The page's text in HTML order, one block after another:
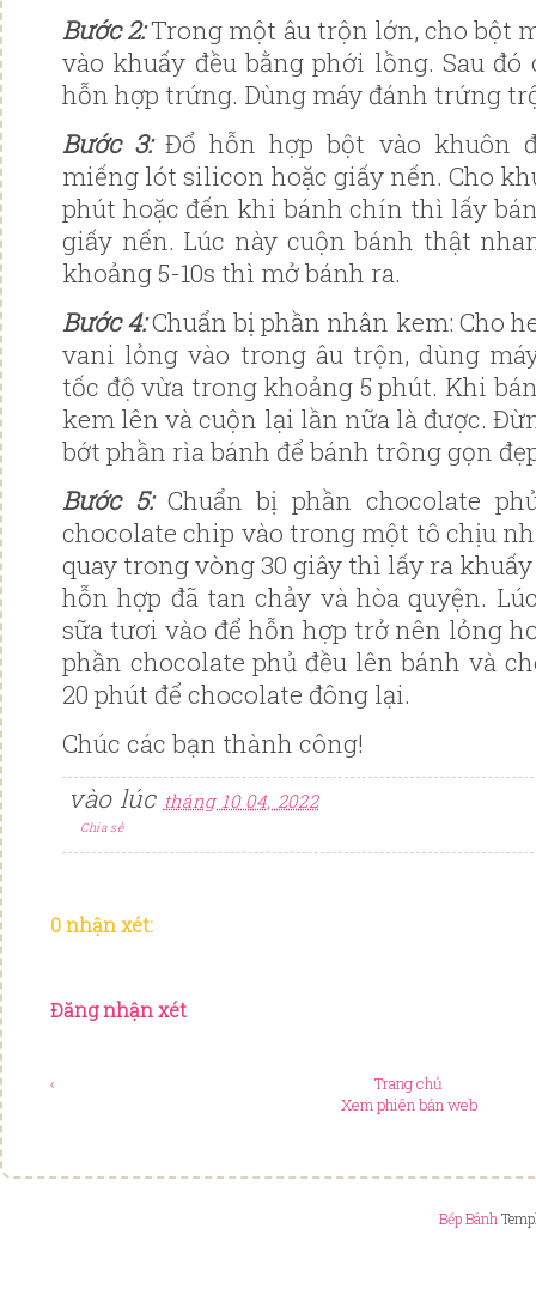
Bước 2️:Trong một âu trộn lớn, cho bột
vào khuấy đều bằng phới lồng. Sau
hỗn hợp trứng. Dùng máy đánh trứng
Bước 3️:Đổ hỗn hợp bột vào khuôn
miếng lót silicon hoặc giấy nến. Cho
phút hoặc đến khi bánh chín thì lấy
giấy nến. Lúc này cuộn bánh thật
khoảng 5-10s thì mở bánh ra.
Bước 4️:Chuẩn bị phần nhân kem: Cho
vani lỏng vào trong âu trộn, dùng
tốc độ vừa trong khoảng 5 phút. Khi
kem lên và cuộn lại lần nữa là được.
bớt phần rìa bánh để bánh trông gọn
Bước 5️: Chuẩn bị phần chocolate
chocolate chip vào trong một tô chịu
quay trong vòng 30 giây thì lấy ra
hỗn hợp đã tan chảy và hòa quyện.
sữa tươi vào để hỗn hợp trở nên lỏng
phần chocolate phủ đều lên bánh và
20 phút để chocolate đông lại.
Chúc các bạn thành công!
vào lúc tháng 10 04, 2022
Chia sẻ
0 nhận xét:
Đăng nhận xét
‹
Trang chủ
Xem phiên bản web
Bếp Bánh